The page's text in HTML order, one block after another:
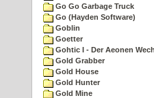
Go Go Garbage Truck
Go (Hayden Software)
Goblin
Goetter
Gohtic I - Der Aeonen
Gold Grabber
Gold House
Gold Hunter
Gold Mine